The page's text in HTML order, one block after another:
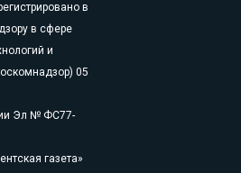
в
в сфере
и
05
Эл № ФС77-
газета»